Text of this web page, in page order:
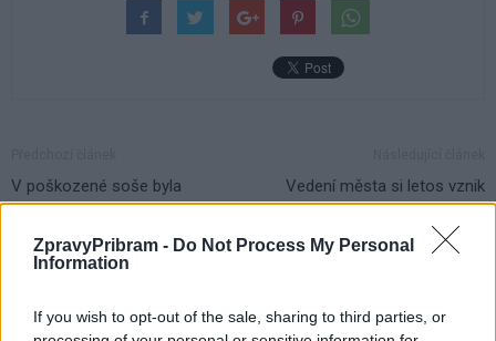
ZpravyPribram - Do Not Process My Personal
Information
If you wish to opt-out of the sale, sharing to third parties, or
V poškozené soše byla
nalezena časová kapsle
Vedení města si letos vznik
republiky připomnělo na
Březových Horách
SOUVISEJÍCÍ ČLÁNKY